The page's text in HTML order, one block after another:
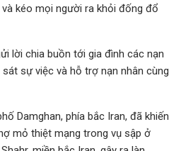
kéo mọi người ra khỏi đống đổ
lời chia buồn tới gia đình các nạn
sự việc và hỗ trợ nạn nhân cùng
Damghan, phía bắc Iran, đã khiến
mỏ thiệt mạng trong vụ sập ở